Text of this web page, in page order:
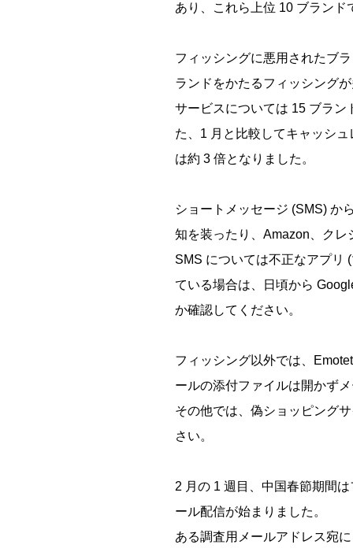
あり、これら上位 10 ブランド
フィッシングに悪用されたブ
ランドをかたるフィッシング
サービスについては 15 ブラ
た、1 月と比較してキャッシ
は約 3 倍となりました。
ショートメッセージ (SMS) か
知を装ったり、Amazon、ク
SMS については不正なアプリ
ている場合は、日頃から
か確認してください。
フィッシング以外では、
ールの添付ファイルは開かず
その他では、偽ショッピング
さい。
2 月の 1 週目、中国春節期間
ール配信が始まりました。
ある調査用メールアドレス宛